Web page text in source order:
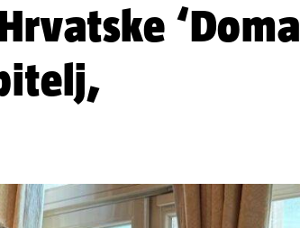
‘Doma